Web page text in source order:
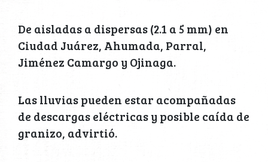
De aisladas a dispersas (2.1 a 5 mm) en
Ciudad Juárez, Ahumada, Parral,
Jiménez Camargo y Ojinaga.
Las lluvias pueden estar acompañadas
de descargas eléctricas y posible caída de
granizo, advirtió.